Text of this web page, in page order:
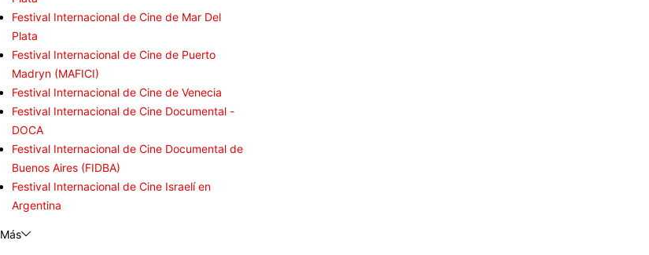
Festival Internacional de Cine de Mar Del
Plata
Festival Internacional de Cine de Puerto
Madryn (MAFICI)
Festival Internacional de Cine de Venecia
Festival Internacional de Cine Documental -
DOCA
Festival Internacional de Cine Documental de
Buenos Aires (FIDBA)
Festival Internacional de Cine Israelí en
Argentina
Más